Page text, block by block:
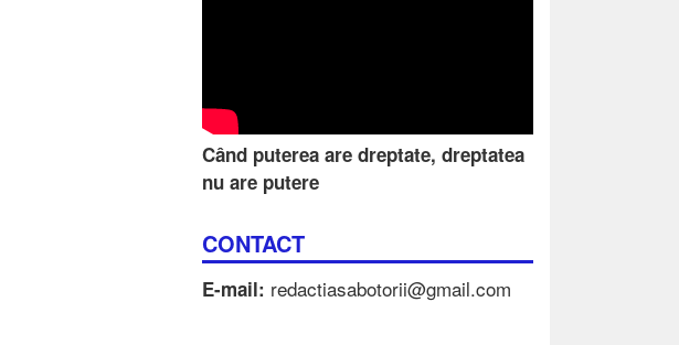
Când puterea are dreptate, dreptatea
nu are putere
CONTACT
E-mail: redactiasabotorii@gmail.com